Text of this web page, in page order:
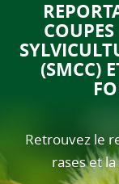
(SMCC)
Retrouvez le
rases et